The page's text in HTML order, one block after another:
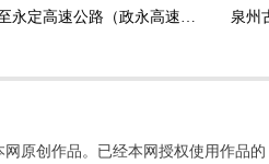
政和杨源至永定高速公路（政永高速）德化段正式通车运营
原创作品。已经本网授权使用作品